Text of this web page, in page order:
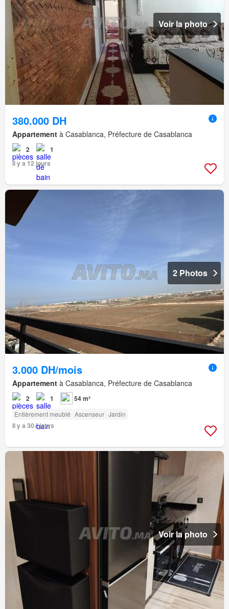
Voir la photo
380.000 DH
Appartement à Casablanca, Préfecture de Casablanca
2
1
Il y a 12 jours
2 Photos
3.000 DH/mois
Appartement à Casablanca, Préfecture de Casablanca
2 1 54 m²
Entièrement meublé Ascenseur Jardin
Il y a 30+ jours
Voir la photo